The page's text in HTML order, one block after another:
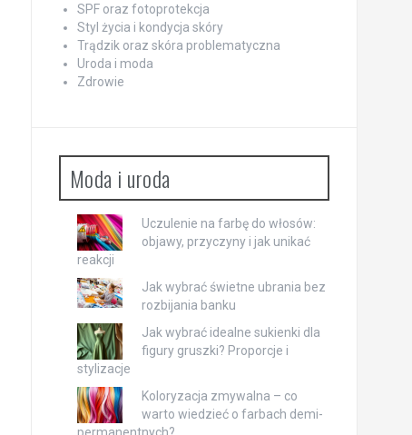
SPF oraz fotoprotekcja
Styl życia i kondycja skóry
Trądzik oraz skóra problematyczna
Uroda i moda
Zdrowie
Moda i uroda
Uczulenie na farbę do włosów:
objawy, przyczyny i jak unikać
reakcji
Jak wybrać świetne ubrania bez
rozbijania banku
Jak wybrać idealne sukienki dla
figury gruszki? Proporcje i
stylizacje
Koloryzacja zmywalna – co
warto wiedzieć o farbach demi-